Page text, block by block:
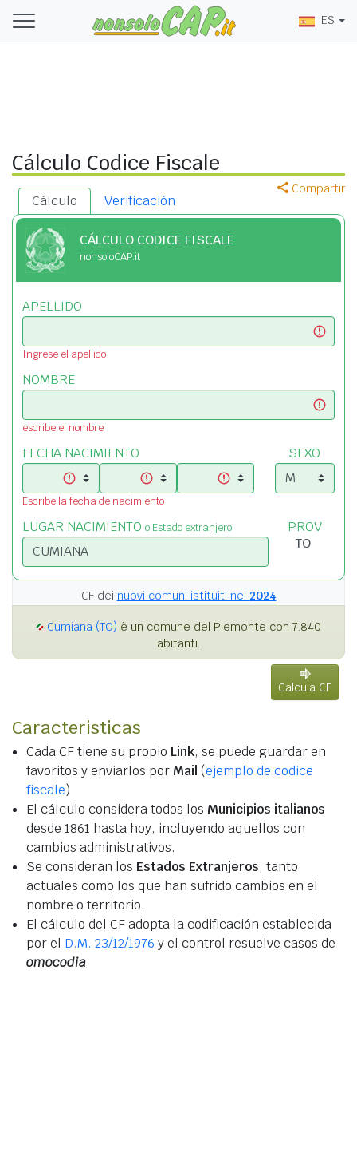
ES
Cálculo Codice Fiscale
Compartir
Cálculo Verificación
CÁLCULO CODICE FISCALE
nonsoloCAP.it
APELLIDO
Ingrese el apellido
NOMBRE
escribe el nombre
FECHA NACIMIENTO
Escribe la fecha de nacimiento
SEXO
LUGAR NACIMIENTO o Estado extranjero PROV
CF dei nuovi comuni istituiti nel 2024
Cumiana (TO) è un comune del Piemonte con 7.840
abitanti.
Calcula CF
Caracteristicas
Cada CF tiene su propio Link, se puede guardar en
favoritos y enviarlos por Mail (ejemplo de codice
fiscale)
El cálculo considera todos los Municipios italianos
desde 1861 hasta hoy, incluyendo aquellos con
cambios administrativos.
Se consideran los Estados Extranjeros, tanto
actuales como los que han sufrido cambios en el
nombre o territorio.
El cálculo del CF adopta la codificación establecida
por el D.M. 23/12/1976 y el control resuelve casos de
omocodia